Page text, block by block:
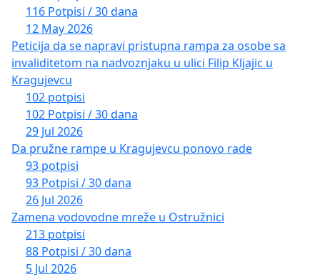
116 Potpisi / 30 dana
12 May 2026
Peticija da se napravi pristupna rampa za osobe sa
invaliditetom na nadvoznjaku u ulici Filip Kljajic u
Kragujevcu
102 potpisi
102 Potpisi / 30 dana
29 Jul 2026
Da pružne rampe u Kragujevcu ponovo rade
93 potpisi
93 Potpisi / 30 dana
26 Jul 2026
Zamena vodovodne mreže u Ostružnici
213 potpisi
88 Potpisi / 30 dana
5 Jul 2026